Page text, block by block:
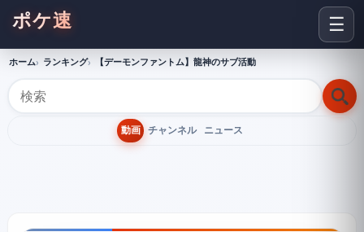
☰
ポケ速
ホーム ランキング 【デーモンファントム】龍神のサブ活動
動画 チャンネル ニュース